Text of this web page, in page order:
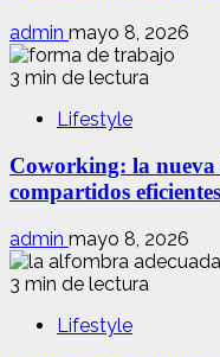
admin mayo 8, 2026
3 min de lectura
Lifestyle
Coworking: la nueva
compartidos
admin mayo 8, 2026
3 min de lectura
Lifestyle